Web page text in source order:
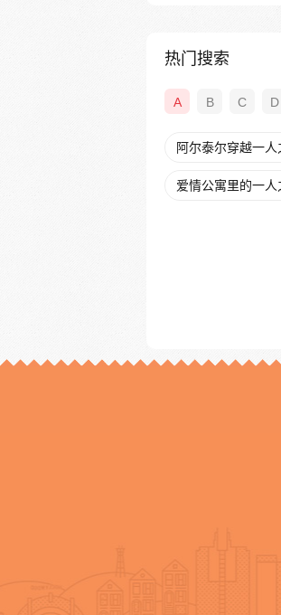
热门搜索
A B C D
阿尔泰尔穿越一人
爱情公寓里的一人